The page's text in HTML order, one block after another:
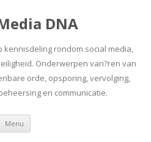
DNA
kennisdeling rondom social media,
Onderwerpen vari?ren van
orde, opsporing, vervolging,
en communicatie.
Menu Spring
inhoud